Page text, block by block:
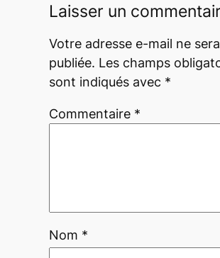
Laisser un
Votre adresse e-mail ne
publiée. Les champs
sont indiqués avec *
Commentaire *
Nom *